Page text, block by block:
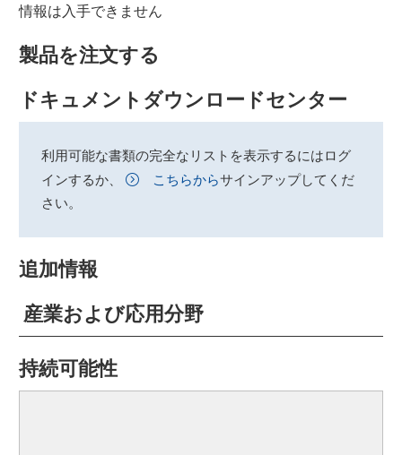
情報は入手できません
製品を注文する
ドキュメントダウンロードセンター
利用可能な書類の完全なリストを表示するにはログ
インするか、
こちらからサインアップしてくだ
さい。
追加情報
産業および応用分野
持続可能性